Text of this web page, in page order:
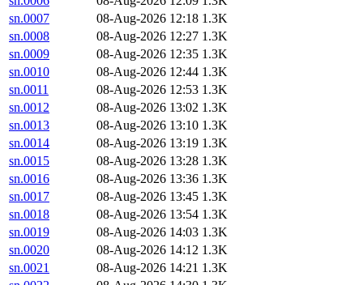
sn.0007
08-Aug-2026 12:18 1.3K
sn.0008
08-Aug-2026 12:27 1.3K
sn.0009
08-Aug-2026 12:35 1.3K
sn.0010
08-Aug-2026 12:44 1.3K
sn.0011
08-Aug-2026 12:53 1.3K
sn.0012
08-Aug-2026 13:02 1.3K
sn.0013
08-Aug-2026 13:10 1.3K
sn.0014
08-Aug-2026 13:19 1.3K
sn.0015
08-Aug-2026 13:28 1.3K
sn.0016
08-Aug-2026 13:36 1.3K
sn.0017
08-Aug-2026 13:45 1.3K
sn.0018
08-Aug-2026 13:54 1.3K
sn.0019
08-Aug-2026 14:03 1.3K
sn.0020
08-Aug-2026 14:12 1.3K
sn.0021
08-Aug-2026 14:21 1.3K